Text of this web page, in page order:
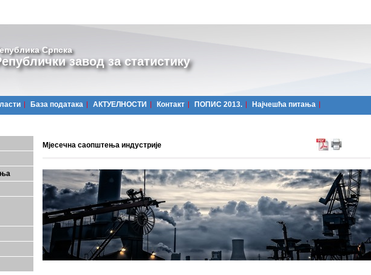
Српска
завод за статистику
Базa података АКТУЕЛНОСТИ Контакт ПОПИС 2013. Најчешћa питања
Мјесeчна саопштења индустрије